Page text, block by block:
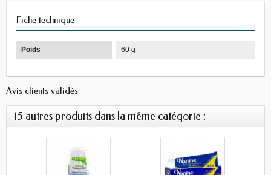
Fiche technique
Poids 60 g
Avis clients validés
15 autres produits dans la même catégorie :